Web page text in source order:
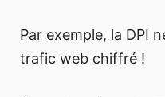
Par exemple, la DPI
trafic web chiffré !